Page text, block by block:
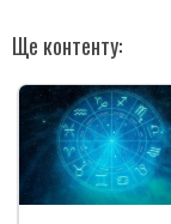
Ще контенту: